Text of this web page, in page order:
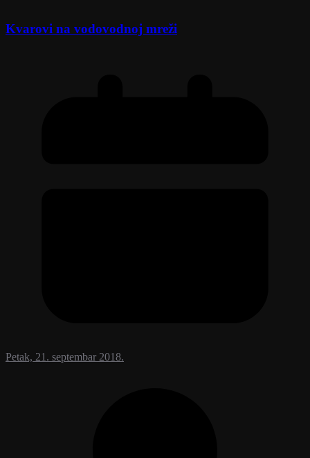
Kvarovi na vodovodnoj mreži
Petak, 21. septembar 2018.